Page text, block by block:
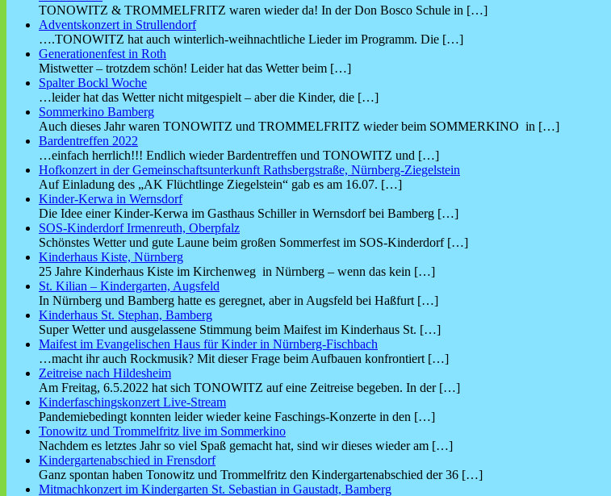
TONOWITZ & TROMMELFRITZ waren wieder da! In der Don Bosco Schule in […]
Adventskonzert in Strullendorf
….TONOWITZ hat auch winterlich-weihnachtliche Lieder im Programm. Die […]
Generationenfest in Roth
Mistwetter – trotzdem schön! Leider hat das Wetter beim […]
Spalter Bockl Woche
…leider hat das Wetter nicht mitgespielt – aber die Kinder, die […]
Sommerkino Bamberg
Auch dieses Jahr waren TONOWITZ und TROMMELFRITZ wieder beim SOMMERKINO in […]
Bardentreffen 2022
…einfach herrlich!!! Endlich wieder Bardentreffen und TONOWITZ und […]
Hofkonzert in der Gemeinschaftsunterkunft Rathsbergstraße, Nürnberg-Ziegelstein
Auf Einladung des „AK Flüchtlinge Ziegelstein“ gab es am 16.07. […]
Kinder-Kerwa in Wernsdorf
Die Idee einer Kinder-Kerwa im Gasthaus Schiller in Wernsdorf bei Bamberg […]
SOS-Kinderdorf Irmenreuth, Oberpfalz
Schönstes Wetter und gute Laune beim großen Sommerfest im SOS-Kinderdorf […]
Kinderhaus Kiste, Nürnberg
25 Jahre Kinderhaus Kiste im Kirchenweg in Nürnberg – wenn das kein […]
St. Kilian – Kindergarten, Augsfeld
In Nürnberg und Bamberg hatte es geregnet, aber in Augsfeld bei Haßfurt […]
Kinderhaus St. Stephan, Bamberg
Super Wetter und ausgelassene Stimmung beim Maifest im Kinderhaus St. […]
Maifest im Evangelischen Haus für Kinder in Nürnberg-Fischbach
…macht ihr auch Rockmusik? Mit dieser Frage beim Aufbauen konfrontiert […]
Zeitreise nach Hildesheim
Am Freitag, 6.5.2022 hat sich TONOWITZ auf eine Zeitreise begeben. In der […]
Kinderfaschingskonzert Live-Stream
Pandemiebedingt konnten leider wieder keine Faschings-Konzerte in den […]
Tonowitz und Trommelfritz live im Sommerkino
Nachdem es letztes Jahr so viel Spaß gemacht hat, sind wir dieses wieder am […]
Kindergartenabschied in Frensdorf
Ganz spontan haben Tonowitz und Trommelfritz den Kindergartenabschied der 36 […]
Mitmachkonzert im Kindergarten St. Sebastian in Gaustadt, Bamberg